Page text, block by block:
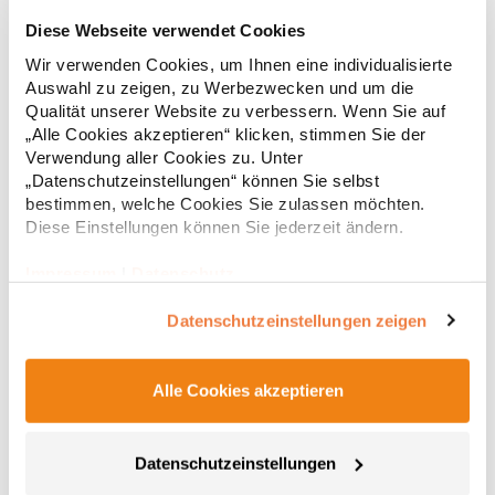
Diese Webseite verwendet Cookies
Wir verwenden Cookies, um Ihnen eine individualisierte
Auswahl zu zeigen, zu Werbezwecken und um die
Qualität unserer Website zu verbessern. Wenn Sie auf
„Alle Cookies akzeptieren“ klicken, stimmen Sie der
Verwendung aller Cookies zu. Unter
„Datenschutzeinstellungen“ können Sie selbst
bestimmen, welche Cookies Sie zulassen möchten.
Diese Einstellungen können Sie jederzeit ändern.
Datenschutzeinstellungen zeigen
Alle Cookies akzeptieren
Datenschutzeinstellungen
JN019 James+Nicholson Junior BASIC T-Shirt kurzarm
Komfort-T-Shirt für Kinder Ringgesponnene Baumwolle Farblich
passend zu Erwachsenen-T-Shirt JN001 Hochwertiger Single-
Jersey Rundhalsausschnitt mit Elasthan Nackenband
Seitennähte Doppelnähte an Schultern, Hals- und
ArmausschnittGrammatur: 150
g/m²Materialzusammensetzung: 100% BaumwolleAngaben zur
Produktsicherheit: Herst.-Nr.: JN019Hersteller: Gustav Daiber
GmbH Vor dem Weißen Stein 25-31 72461 Albstadt Deutschland
ab
* Preise inkl. gesetzlicher Mwst. +Versandkosten *